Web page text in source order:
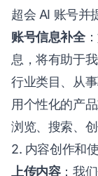
超会 AI 账号并
账号信息补全
息，将有助于
行业类目、从
用个性化的产
浏览、搜索、
2. 内容创作和
上传内容：我